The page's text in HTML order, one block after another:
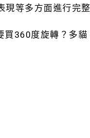
現等多方面進行完
買360度旋轉？ 多貓